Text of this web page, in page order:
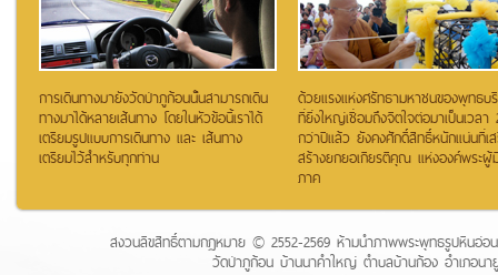
การเดินทางมายังวัดป่าภูก้อนนั้นสามารถเดิน
ทางมาได้หลายเส้นทาง โดยในหัวข้อนี้เราได้
เตรียมรูปแบบการเดินทาง และ เส้นทาง
เตรียมไว้สำหรับทุกท่าน
ด้วยแรงแห่งศรัทธามหาชนของพุทธบ
ที่ยิ่งใหญ่เชื่อมถึงจิตใจต่อมาเป็นเวลา
กว่าปีแล้ว ยังคงศักดิ์สิทธิ์หนักแน่นที่เ
สร้างยกยอเกียรติคุณ แห่งองค์พระผู้
ภาค
สงวนลิขสิทธิ์ตามกฏหมาย © 2552-2569 ห้ามนำภาพพระพุทธรูปหินอ่อ
วัดป่าภูก้อน บ้านนาคำใหญ่ ตำบลบ้านก้อง อำเภอน